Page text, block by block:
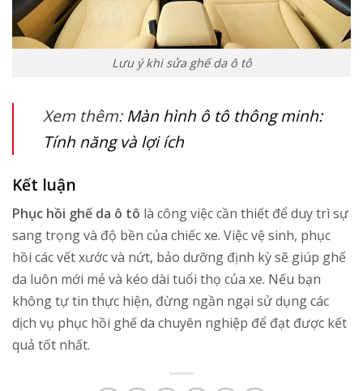
Lưu ý khi sửa ghế da ô tô
Xem thêm: Màn hình ô tô thông minh:
Tính năng và lợi ích
Kết luận
Phục hồi ghế da ô tô là công việc cần thiết để duy trì sự
sang trọng và độ bền của chiếc xe. Việc vệ sinh, phục
hồi các vết xước và nứt, bảo dưỡng định kỳ sẽ giúp ghế
da luôn mới mẻ và kéo dài tuổi thọ của xe. Nếu bạn
không tự tin thực hiện, đừng ngần ngại sử dụng các
dịch vụ phục hồi ghế da chuyên nghiệp để đạt được kết
quả tốt nhất.